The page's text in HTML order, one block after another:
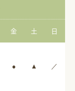
金 土 日
● ▲ ／